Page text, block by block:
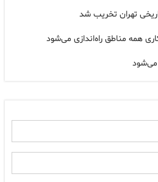
تهران تخریب شد
همه مناطق راه‌اندازی می‌شود
می‌شود